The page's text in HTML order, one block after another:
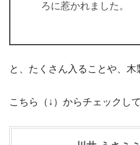
ろに惹かれました。
と、たくさん入ることや、木
こちら（↓）からチェックし